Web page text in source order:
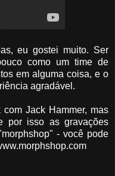
eu gostei muito. Ser
como um time de
em alguma coisa, e o
agradável.
Jack Hammer, mas
por isso as gravações
- você pode